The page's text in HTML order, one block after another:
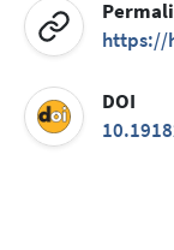
https://
DOI